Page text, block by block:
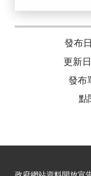
發布
更新
發布
點